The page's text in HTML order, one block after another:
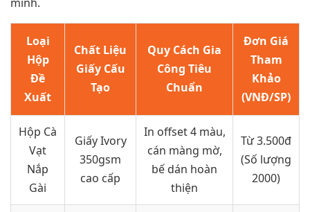
Loại
Hộp
Đề
Xuất
Chất Liệu
Giấy Cấu
Tạo
Quy Cách Gia
Công Tiêu
Chuẩn
Đơn Giá
Tham
Khảo
(VNĐ/SP)
Hộp Cà
Vạt
Nắp
Gài
Giấy Ivory
350gsm
cao cấp
In offset 4 màu,
cán màng mờ,
bế dán hoàn
thiện
Từ 3.500đ
(Số lượng
2000)